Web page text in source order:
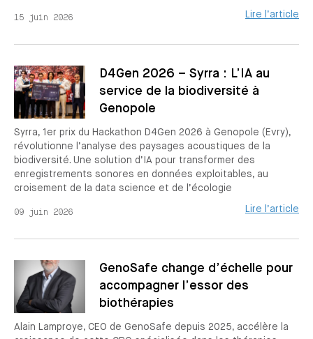
15 juin 2026 Lire l’article
D4Gen 2026 – Syrra : L’IA au
service de la biodiversité à
Genopole
Syrra, 1er prix du Hackathon D4Gen 2026 à Genopole (Evry),
révolutionne l’analyse des paysages acoustiques de la
biodiversité. Une solution d’IA pour transformer des
enregistrements sonores en données exploitables, au
croisement de la data science et de l’écologie
09 juin 2026 Lire l’article
GenoSafe change d’échelle pour
accompagner l’essor des
biothérapies
Alain Lamproye, CEO de GenoSafe depuis 2025, accélère la